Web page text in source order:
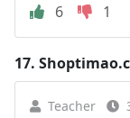
6
1
17.
Teacher